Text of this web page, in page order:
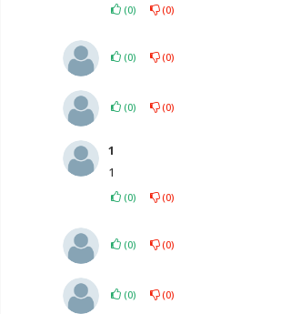
(0) (0)
(0) (0)
(0) (0)
1
1
(0) (0)
(0) (0)
(0) (0)